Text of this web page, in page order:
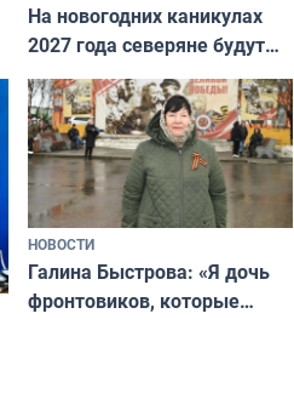
На новогодних каникулах
2027 года северяне будут
отдыхать 11 дней
НОВОСТИ
Галина Быстрова: «Я дочь
фронтовиков, которые